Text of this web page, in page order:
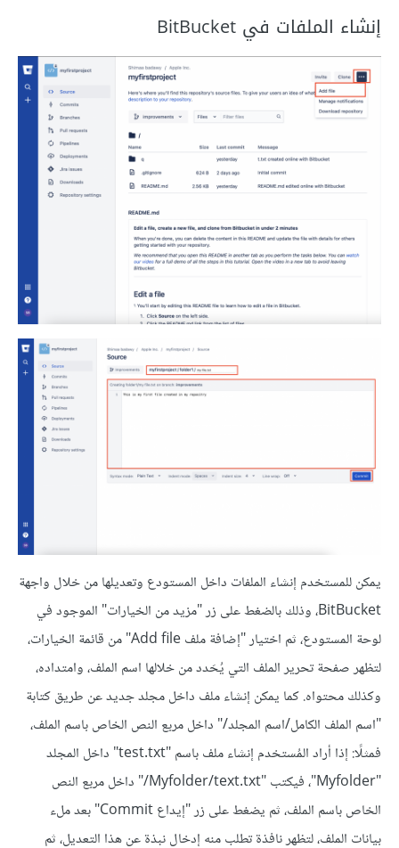
إنشاء الملفات في BitBucket
يمكن للمستخدم إنشاء الملفات داخل المستودع وتعديلها من خلال واجهة
BitBucket، وذلك بالضغط على زر "مزيد من الخيارات" الموجود في
لوحة المستودع، ثم اختيار "إضافة ملف Add file" من قائمة الخيارات،
لتظهر صفحة تحرير الملف التي يُحَدد من خلالها اسم الملف، وامتداده،
وكذلك محتواه. كما يمكن إنشاء ملف داخل مجلد جديد عن طريق كتابة
"اسم الملف الكامل/اسم المجلد/" داخل مربع النص الخاص باسم الملف،
فمثلًا: إذا أراد المُستخدم إنشاء ملف باسم "test.txt" داخل المجلد
"Myfolder"، فيكتب "Myfolder/text.txt/" داخل مربع النص
الخاص باسم الملف، ثم يضغط على زر "إيداع Commit" بعد ملء
بيانات الملف، لتظهر نافذة تطلب منه إدخال نبذة عن هذا التعديل، ثم